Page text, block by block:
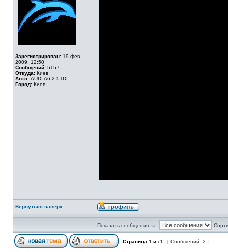
Зарегистрирован: 19 фев
2009, 12:50
Сообщений: 5157
Откуда: Киев
Авто: AUDI A6 2.5TDI
Город: Киев
Вернуться наверх
Показать сообщения за:
Страница 1 из 1 [ Сообщений: 2 ]